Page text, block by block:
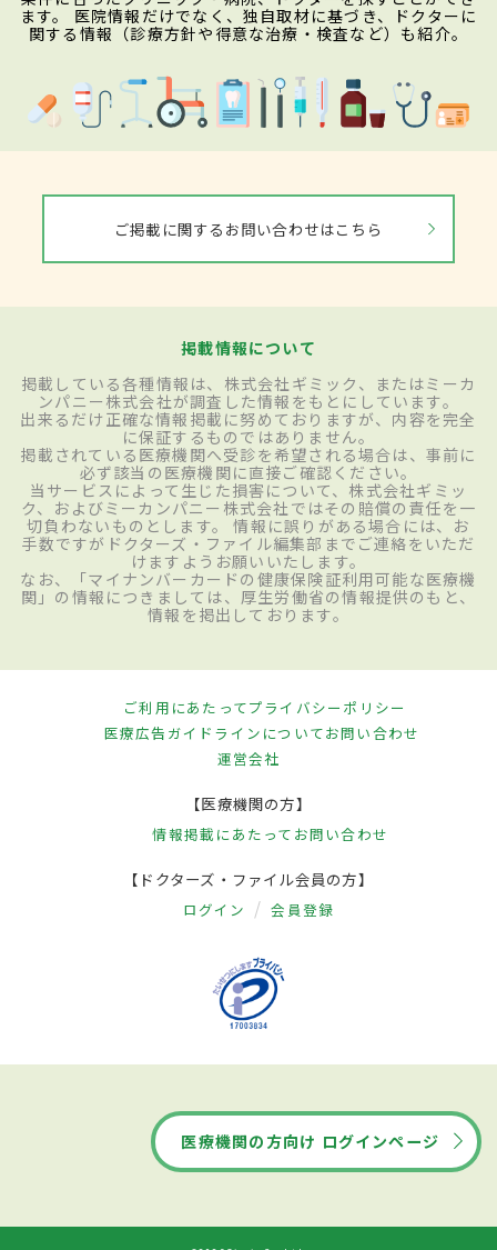
ます。 医院情報だけでなく、独自取材に基づき、ドクターに
関する情報（診療方針や得意な治療・検査など）も紹介。
ご掲載に関するお問い合わせはこちら
掲載情報について
掲載している各種情報は、株式会社ギミック、またはミーカ
ンパニー株式会社が調査した情報をもとにしています。
出来るだけ正確な情報掲載に努めておりますが、内容を完全
に保証するものではありません。
掲載されている医療機関へ受診を希望される場合は、事前に
必ず該当の医療機関に直接ご確認ください。
当サービスによって生じた損害について、株式会社ギミッ
ク、およびミーカンパニー株式会社ではその賠償の責任を一
切負わないものとします。 情報に誤りがある場合には、お
手数ですがドクターズ・ファイル編集部までご連絡をいただ
けますようお願いいたします。
なお、「マイナンバーカードの健康保険証利用可能な医療機
関」の情報につきましては、厚生労働省の情報提供のもと、
情報を掲出しております。
ご利用にあたってプライバシーポリシー
医療広告ガイドラインについてお問い合わせ
運営会社
【医療機関の方】
情報掲載にあたって お問い合わせ
【ドクターズ・ファイル会員の方】
ログイン 会員登録
医療機関の方向け ログインページ